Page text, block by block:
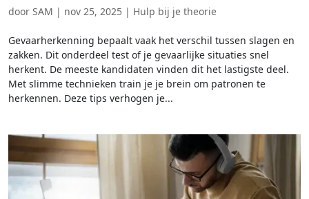
door SAM | nov 25, 2025 | Hulp bij je theorie
Gevaarherkenning bepaalt vaak het verschil tussen slagen en
zakken. Dit onderdeel test of je gevaarlijke situaties snel
herkent. De meeste kandidaten vinden dit het lastigste deel.
Met slimme technieken train je je brein om patronen te
herkennen. Deze tips verhogen je...